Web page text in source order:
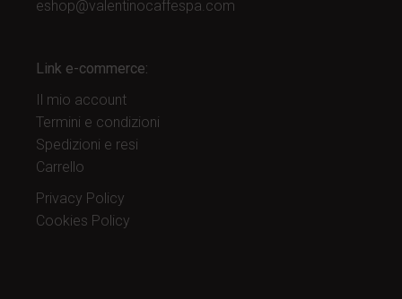
eshop@valentinocaffespa.com
Link e-commerce:
Il mio account
Termini e condizioni
Spedizioni e resi
Carrello
Privacy Policy
Cookies Policy